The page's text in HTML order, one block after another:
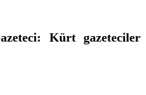
Kürt gazeteciler